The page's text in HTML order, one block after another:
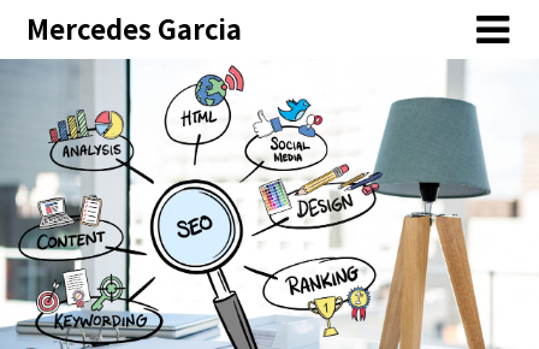
SkipMercedes Garcia